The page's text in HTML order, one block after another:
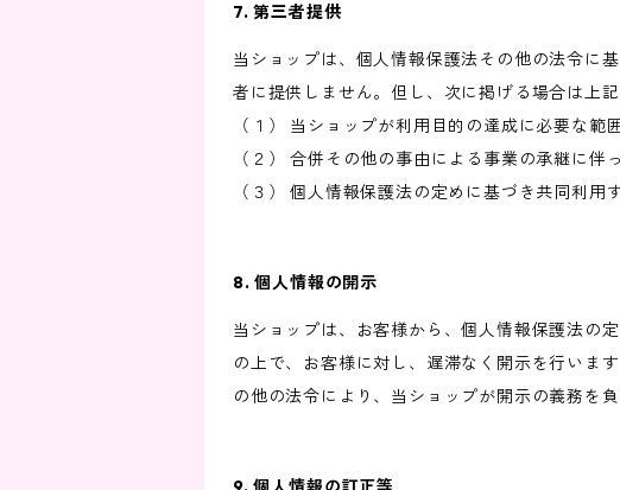
7. 第三者提供
当ショップは、個人情報保護法その他の法令に
者に提供しません。但し、次に掲げる場合は上
（１） 当ショップが利用目的の達成に必要な
（２） 合併その他の事由による事業の承継に伴
（３） 個人情報保護法の定めに基づき共同利用
8. 個人情報の開示
当ショップは、お客様から、個人情報保護法の
の上で、お客様に対し、遅滞なく開示を行いま
の他の法令により、当ショップが開示の義務を